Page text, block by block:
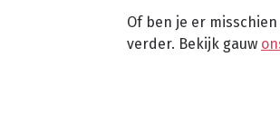
Of ben je er
verder. Bekijk gauw